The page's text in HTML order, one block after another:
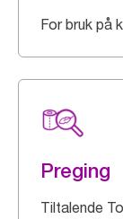
For bruk på
Preging
Tiltalende